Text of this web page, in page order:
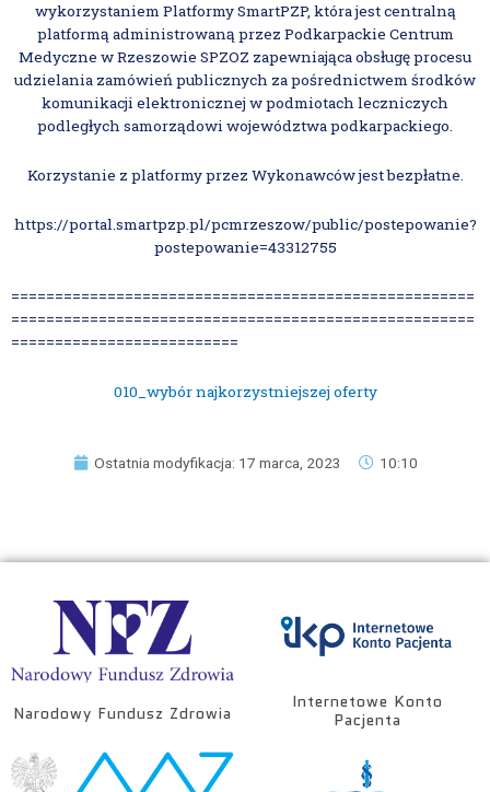
wykorzystaniem Platformy SmartPZP, która jest centralną
platformą administrowaną przez Podkarpackie Centrum
Medyczne w Rzeszowie SPZOZ zapewniająca obsługę procesu
udzielania zamówień publicznych za pośrednictwem środków
komunikacji elektronicznej w podmiotach leczniczych
podległych samorządowi województwa podkarpackiego.
Korzystanie z platformy przez Wykonawców jest bezpłatne.
https://portal.smartpzp.pl/pcmrzeszow/public/postepowanie?
postepowanie=43312755
=====================================================
=====================================================
==========================
010_wybór najkorzystniejszej oferty
Ostatnia modyfikacja: 17 marca, 2023 10:10
Narodowy Fundusz Zdrowia
Internetowe Konto
Pacjenta